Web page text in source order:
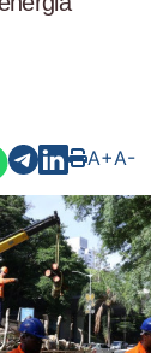
A+A-